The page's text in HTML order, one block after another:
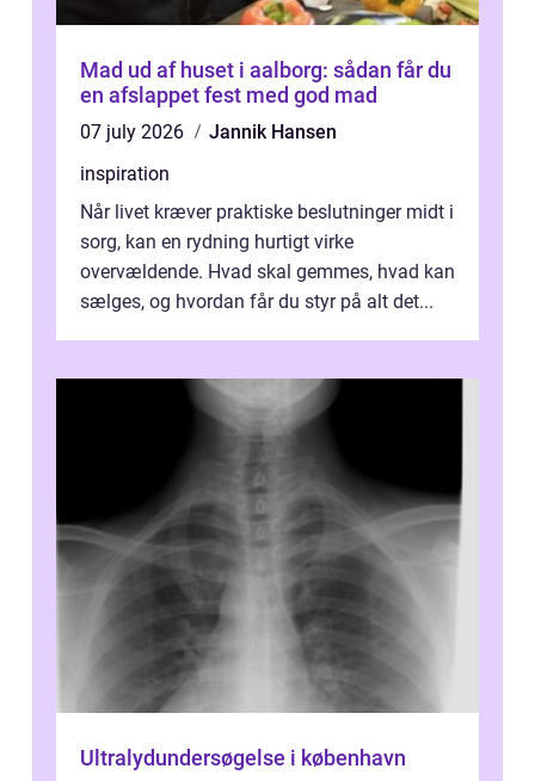
Mad ud af huset i aalborg: sådan får du
en afslappet fest med god mad
07 july 2026
Jannik Hansen
inspiration
Når livet kræver praktiske beslutninger midt i
sorg, kan en rydning hurtigt virke
overvældende. Hvad skal gemmes, hvad kan
sælges, og hvordan får du styr på alt det...
Ultralydundersøgelse i københavn